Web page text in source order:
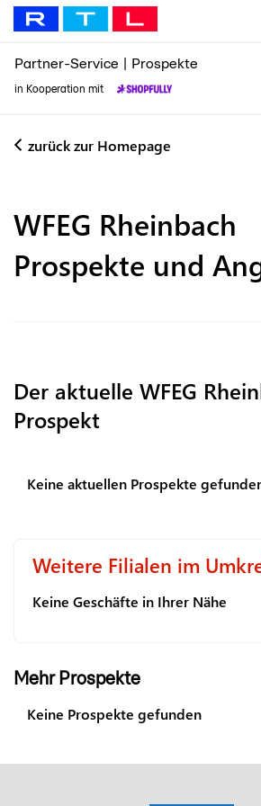
Partner-Service Prospekte
in Kooperation mit
zurück zur Homepage
Weitere Filialen im
Keine Geschäfte in Ihrer Nähe
WFEG Rheinbach
Prospekte und
Der aktuelle WFEG
Prospekt
Keine aktuellen Prospekte
Mehr Prospekte
Keine Prospekte gefunden